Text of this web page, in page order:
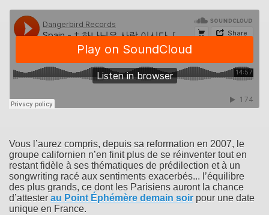
Vous l’aurez compris, depuis sa reformation en 2007, le
groupe californien n’en finit plus de se réinventer tout en
restant fidèle à ses thématiques de prédilection et à un
songwriting racé aux sentiments exacerbés... l’équilibre
des plus grands, ce dont les Parisiens auront la chance
d’attester au Point Éphémère demain soir pour une date
unique en France.